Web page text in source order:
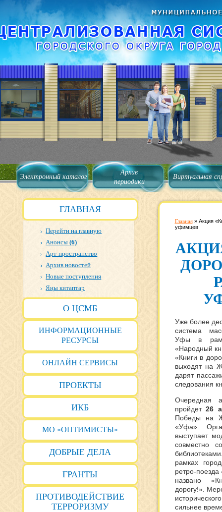
Электронный каталог
Архив
периодики
Виртуальная
ГЛАВНАЯ
Перейти на главную
Анонсы(6)
Арт-пространство
Архив новостей
Новые поступления
Яңы китаптар
О ЦСМБ
ИНФОРМАЦИОННЫЕ
РЕСУРСЫ
ОНЛАЙН СЕРВИСЫ
ПРОЕКТЫ
ИКБ
МО «ОПТИМИСТЫ»
ДОБРЫЕ ДЕЛА
ГРАНТЫ
ПРОТИВОДЕЙСТВИЕ
ТЕРРОРИЗМУ
Главная» Акция
уфимцев
Уже более
система
Уфы в
«Народный
«Книги в
выходят на
дарят
следования
Очередная
пройдет26
Победы на
«Уфа».
выступает
совместно
рамках
ретро-
названо
дорогу!».
сильнее